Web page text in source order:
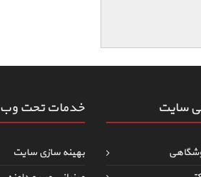
سایت خدمات تحت وب
بهینه سازی سایت